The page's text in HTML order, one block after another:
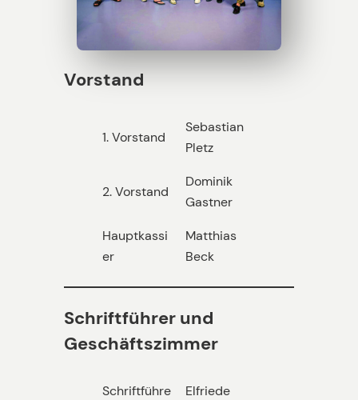
Vorstand
1. Vorstand
Sebastian
Pletz
2. Vorstand
Dominik
Gastner
Hauptkassi
er
Matthias
Beck
Schriftführer und
Geschäftszimmer
Schriftführe
Elfriede